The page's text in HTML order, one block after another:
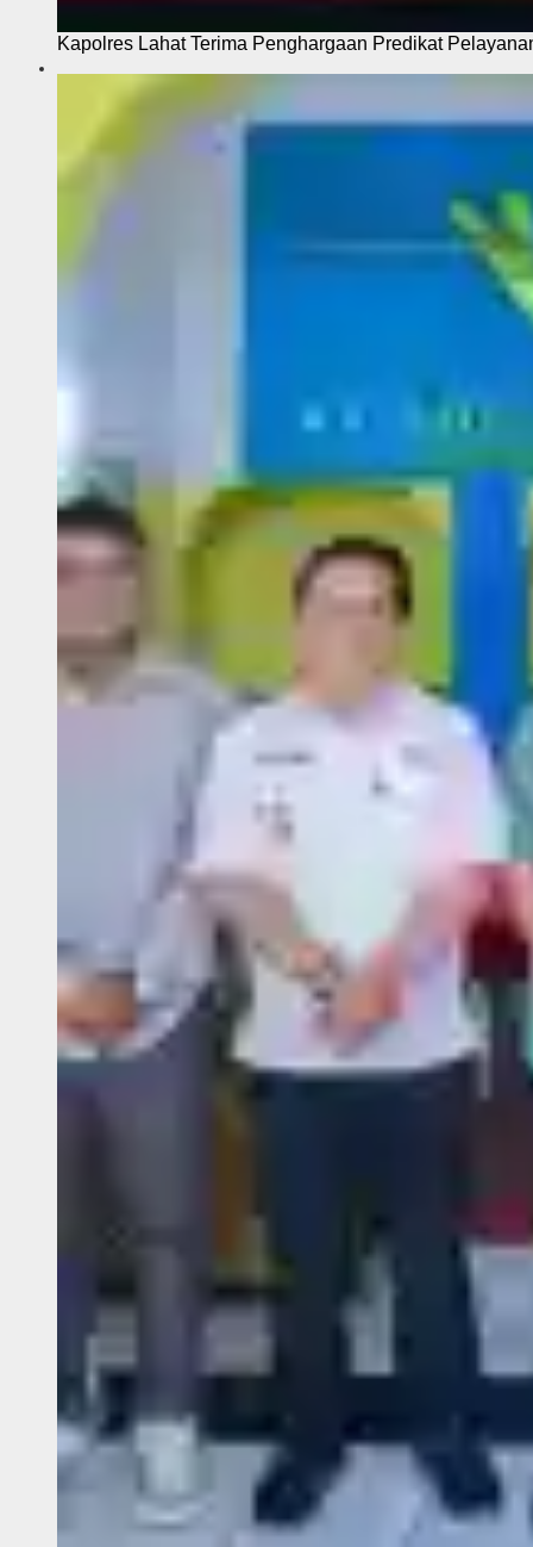
Kapolres Lahat Terima Penghargaan Predikat